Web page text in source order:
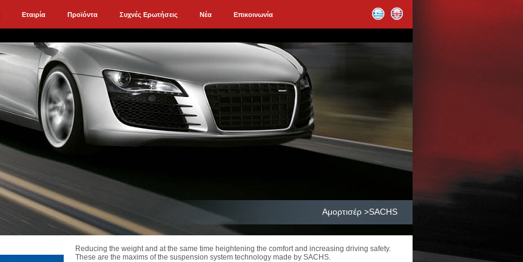
Εταιρία Προϊόντα Συχνές Ερωτήσεις Νέα Επικοινωνία
Αμορτισέρ >SACHS
Reducing the weight and at the same time heightening the comfort and increasing driving safety.
These are the maxims of the suspension system technology made by SACHS.